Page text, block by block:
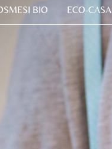
BIO ECO-CASA